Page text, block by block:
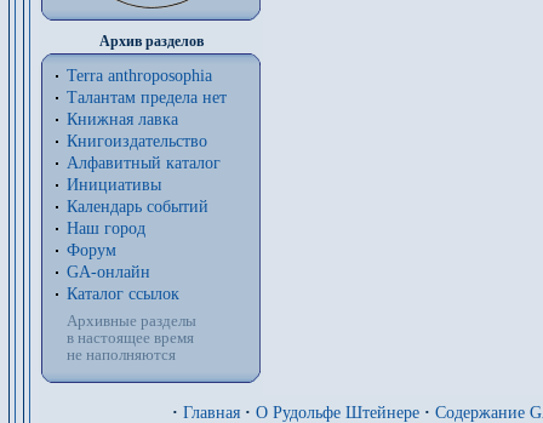
Архив разделов
Terra anthroposophia
Талантам предела нет
Книжная лавка
Книгоиздательство
Алфавитный каталог
Инициативы
Календарь событий
Наш город
Форум
GA-онлайн
Каталог ссылок
Архивные разделы
в настоящее время
не наполняются
· Главная · О Рудольфе Штейнере · Содержание